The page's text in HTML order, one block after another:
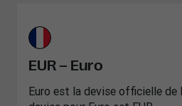
EUR – Euro
Euro est la devise officielle de